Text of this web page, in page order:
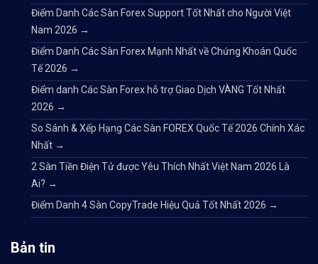
Điểm Danh Các Sàn Forex Support Tốt Nhất cho Người Việt
Nam 2026 →
Điểm Danh Các Sàn Forex Mạnh Nhất về Chứng Khoán Quốc
Tế 2026 →
Điểm danh Các Sàn Forex hỗ trợ Giao Dịch VÀNG Tốt Nhất
2026 →
So Sánh & Xếp Hạng Các Sàn FOREX Quốc Tế 2026 Chính Xác
Nhất →
2 Sàn Tiền Điện Tử được Yêu Thích Nhất Việt Nam 2026 Là
Ai? →
Điểm Danh 4 Sàn CopyTrade Hiệu Quả Tốt Nhất 2026 →
Bản tin